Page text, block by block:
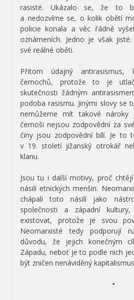
rasisté. Ukázalo se, že to
a nedozvíme se, o kolik obětí
policie konala a věc řádně
oznámeních. Jedno je však
své reálné oběti.
Přitom údajný antirasismus,
černochů, protože to je
skutečnosti žádným
podoba rasismu. Jinými slovy se
nemůžeme mít takové
černoši nejsou zodpovědní za
činy jsou zodpovědní bílí. Je to
v 19. století jižanský otrokář
klanu.
Jsou tu i další motivy, proč
násilí etnických menšin.
chápali toto násilí jako
společnosti a západní
existovat, protože je svou
Neomarxisté tedy podporují
důvodu, že jejich konečným
Západu, neboť je to podle nich
být zničen nenáviděný
•